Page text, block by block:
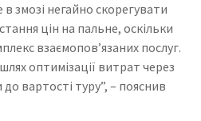
змозі негайно скорегувати
цін на пальне, оскільки
взаємопов’язаних послуг.
оптимізації витрат через
вартості туру”, – пояснив